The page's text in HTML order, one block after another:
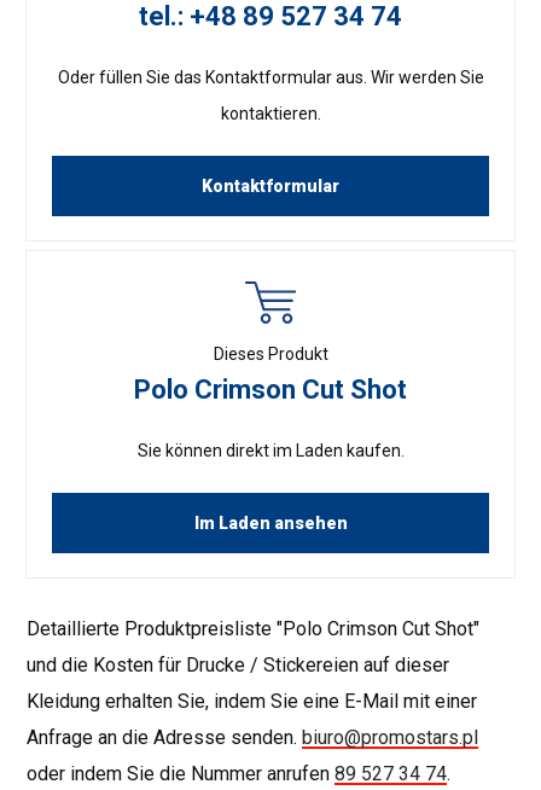
tel.: +48 89 527 34 74
Oder füllen Sie das Kontaktformular aus. Wir werden Sie
kontaktieren.
Kontaktformular
Dieses Produkt
Polo Crimson Cut Shot
Sie können direkt im Laden kaufen.
Im Laden ansehen
Detaillierte Produktpreisliste "Polo Crimson Cut Shot"
und die Kosten für Drucke / Stickereien auf dieser
Kleidung erhalten Sie, indem Sie eine E-Mail mit einer
Anfrage an die Adresse senden.biuro@promostars.pl
oder indem Sie die Nummer anrufen89 527 34 74.